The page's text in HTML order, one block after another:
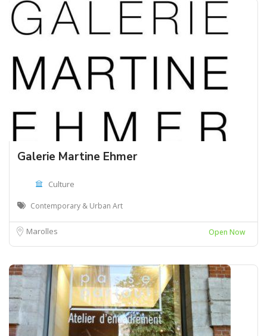
Galerie Martine Ehmer
Culture
Contemporary & Urban Art
Marolles Open Now